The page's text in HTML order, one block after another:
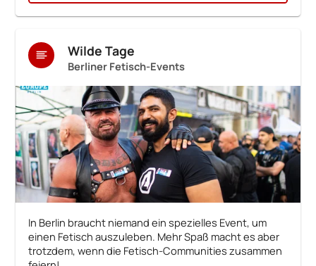
Wilde Tage
Berliner Fetisch-Events
In Berlin braucht niemand ein spezielles Event, um
einen Fetisch auszuleben. Mehr Spaß macht es aber
trotzdem, wenn die Fetisch-Communities zusammen